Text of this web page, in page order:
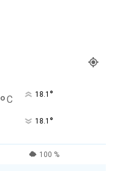
°C 18.1 °
18.1 °
100 %